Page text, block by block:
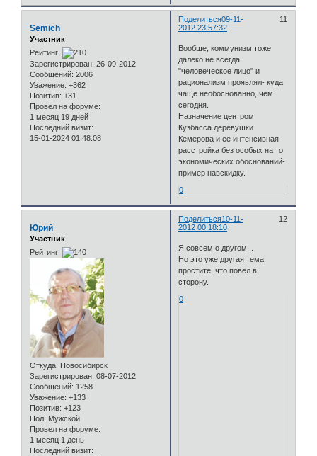
Поделиться 11
09-11-
2012 23:57:32
Semich
Участник
Рейтинг:
Зарегистрирован: 26-09-2012
Сообщений: 2006
Уважение: +362
Позитив: +31
Провел на форуме:
1 месяц 19 дней
Последний визит:
15-01-2024 01:48:08
Вообще, коммунизм тоже
далеко не всегда
"человеческое лицо" и
рационализм проявлял- куда
чаще необоснованно, чем
сегодня.
Назначение центром
Кузбасса деревушки
Кемерова и ее интенсивная
расстройка без особых на то
экономических обоснований-
пример навскидку.
0
Поделиться 12
10-11-
2012 00:18:10
Юрий
Участник
Рейтинг:
Откуда: Новосибирск
Зарегистрирован: 08-07-2012
Сообщений: 1258
Уважение: +133
Позитив: +123
Пол: Мужской
Провел на форуме:
1 месяц 1 день
Последний визит:
Я совсем о другом...
Но это уже другая тема,
простите, что повел в
сторону.
0